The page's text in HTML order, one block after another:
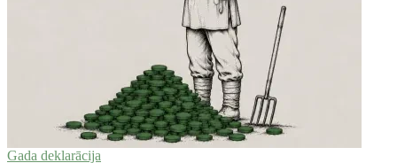
Gada deklarācija